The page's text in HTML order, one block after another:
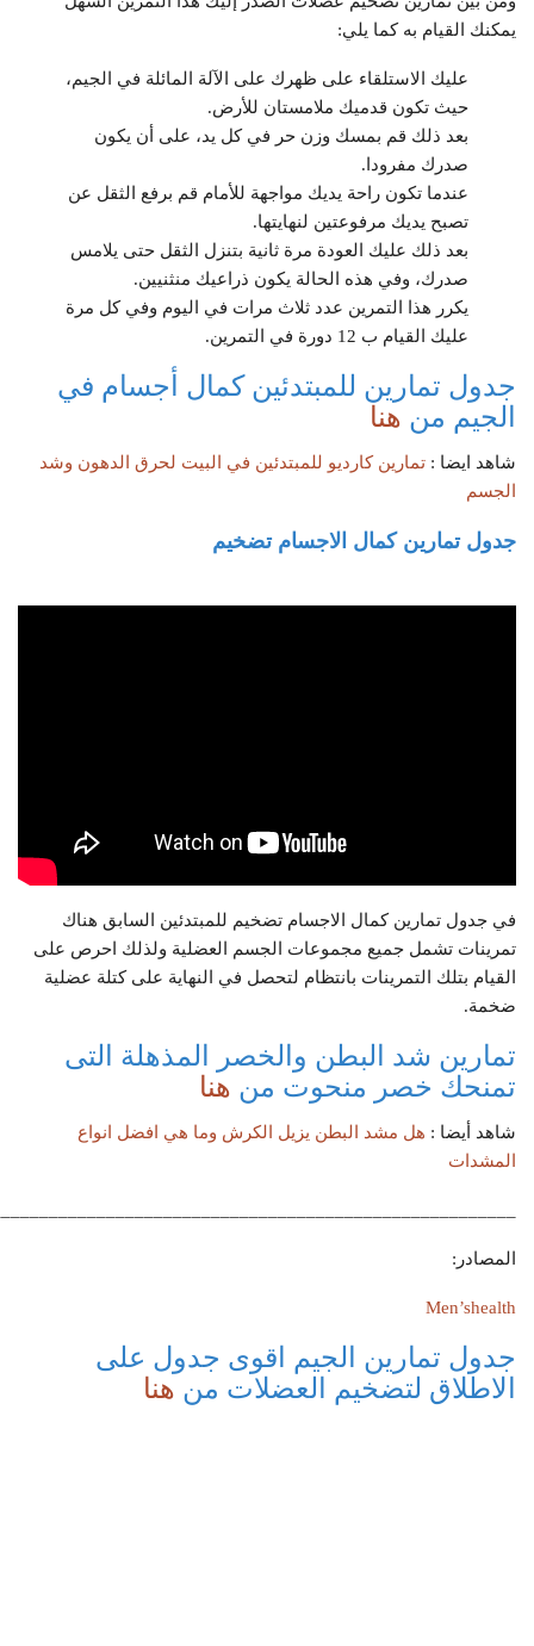
يمكنك القيام به كما يلي:
عليك الاستلقاء على ظهرك على الآلة المائلة في الجيم،
حيث تكون قدميك ملامستان للأرض.
بعد ذلك قم بمسك وزن حر في كل يد، على أن يكون
صدرك مفرودا.
عندما تكون راحة يديك مواجهة للأمام قم برفع الثقل عن
تصبح يديك مرفوعتين لنهايتها.
بعد ذلك عليك العودة مرة ثانية بتنزل الثقل حتى يلامس
صدرك، وفي هذه الحالة يكون ذراعيك منثنيين.
يكرر هذا التمرين عدد ثلاث مرات في اليوم وفي كل مرة
عليك القيام ب 12 دورة في التمرين.
جدول تمارين للمبتدئين كمال أجسام في
الجيم من هنا
شاهد ايضا : تمارين كارديو للمبتدئين في البيت لحرق الدهون وشد
الجسم
جدول تمارين كمال الاجسام تضخيم
في جدول تمارين كمال الاجسام تضخيم للمبتدئين السابق هناك
تمرينات تشمل جميع مجموعات الجسم العضلية ولذلك احرص على
القيام بتلك التمرينات بانتظام لتحصل في النهاية على كتلة عضلية
ضخمة.
تمارين شد البطن والخصر المذهلة التى
تمنحك خصر منحوت من هنا
شاهد أيضا : هل مشد البطن يزيل الكرش وما هي افضل انواع
المشدات
المصادر:
Men’shealth
جدول تمارين الجيم اقوى جدول على
الاطلاق لتضخيم العضلات من هنا